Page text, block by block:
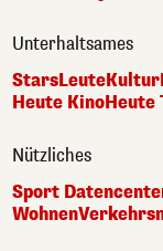
Unterhaltsames
StarsLeuteKultur
Heute KinoHeute
Nützliches
Sport
Wohnen